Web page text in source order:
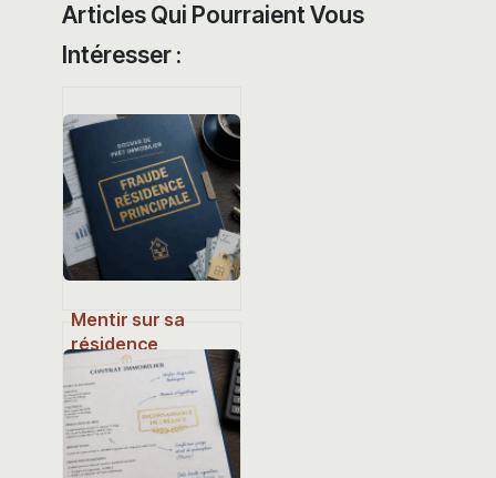
Articles Qui Pourraient Vous
Intéresser :
Mentir sur sa
résidence
principale : les
risques réels de
déchéance, de
redressement et
de saisie